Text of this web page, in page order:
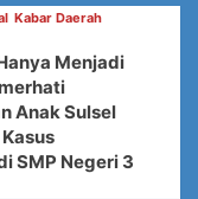
Kabar Daerah
Menjadi
Anak Sulsel
SMP Negeri 3